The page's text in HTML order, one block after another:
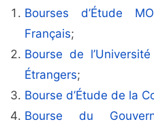
Bourses d’Étude
Français;
Bourse de
Étrangers;
Bourse d’Étude de la
Bourse du